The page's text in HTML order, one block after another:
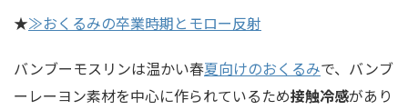
★≫おくるみの卒業時期とモロー反射
バンブーモスリンは温かい春夏向けのおくるみで、バンブ
ーレーヨン素材を中心に作られているため接触冷感があり